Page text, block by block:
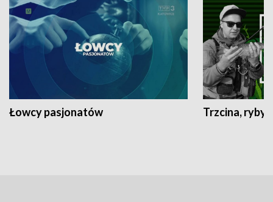
Łowcy pasjonatów Trzcina, ryby